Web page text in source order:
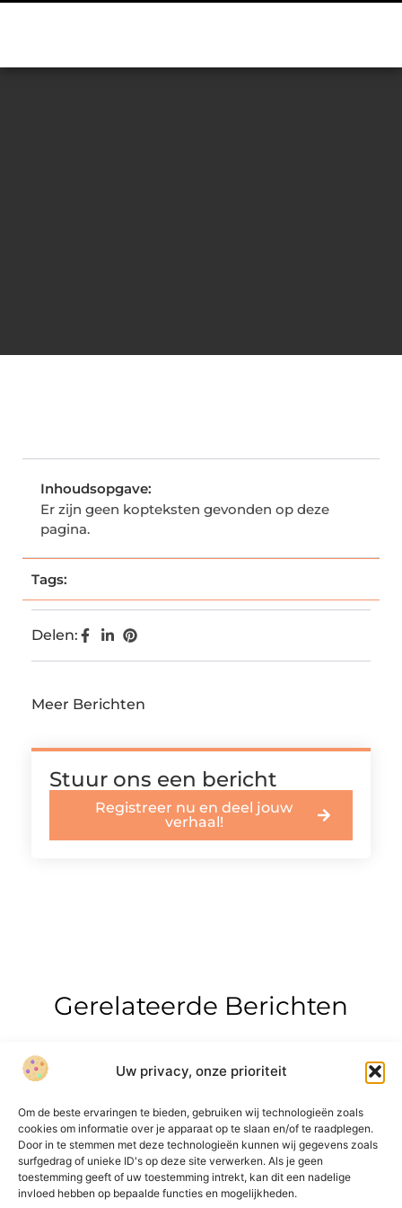
Uw privacy, onze prioriteit
Om de beste ervaringen te bieden, gebruiken wij technologieën zoals
cookies om informatie over je apparaat op te slaan en/of te raadplegen.
Door in te stemmen met deze technologieën kunnen wij gegevens zoals
surfgedrag of unieke ID's op deze site verwerken. Als je geen
toestemming geeft of uw toestemming intrekt, kan dit een nadelige
invloed hebben op bepaalde functies en mogelijkheden.
Inhoudsopgave:
Er zijn geen kopteksten gevonden op deze
pagina.
Tags:
Delen:
Meer Berichten
Stuur ons een bericht
Registreer nu en deel jouw
verhaal!
Gerelateerde Berichten
Onze informatie